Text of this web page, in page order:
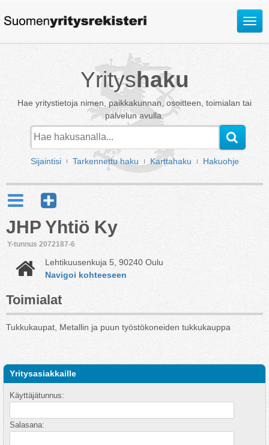
Avaa
Yrityshaku
Hae yritystietoja nimen, paikkakunnan, osoitteen, toimialan tai
palvelun avulla.
Sijaintisi Tarkennettu haku Karttahaku Hakuohje
JHP Yhtiö Ky
Y-tunnus 2072187-6
Lehtikuusenkuja 5, 90240 Oulu
Navigoi kohteeseen
Toimialat
Tukkukaupat, Metallin ja puun työstökoneiden tukkukauppa
Yritysasiakkaille
Käyttäjätunnus:
Salasana: